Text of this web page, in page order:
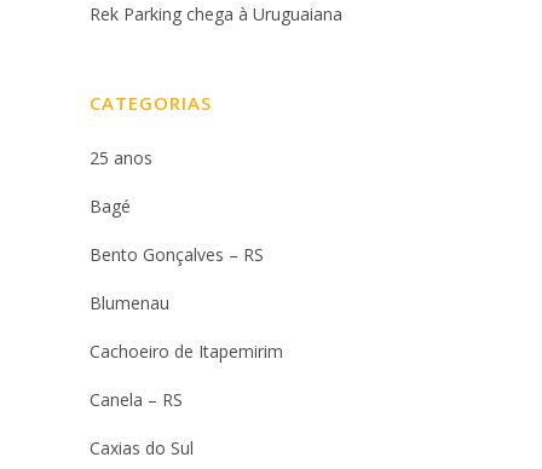
Rek Parking chega à Uruguaiana
CATEGORIAS
25 anos
Bagé
Bento Gonçalves – RS
Blumenau
Cachoeiro de Itapemirim
Canela – RS
Caxias do Sul